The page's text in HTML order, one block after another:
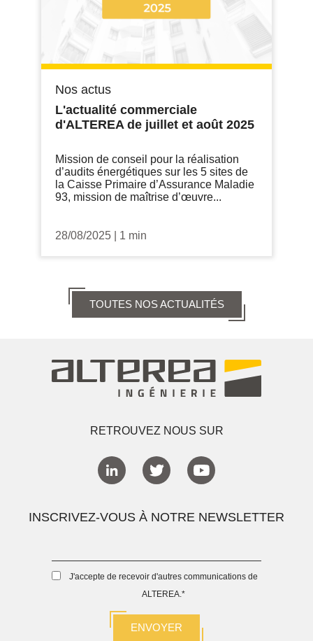
Nos actus
L'actualité commerciale
d'ALTEREA de juillet et août 2025
Mission de conseil pour la réalisation
d’audits énergétiques sur les 5 sites de
la Caisse Primaire d’Assurance Maladie
93, mission de maîtrise d’œuvre...
28/08/2025 1 min
TOUTES NOS ACTUALITÉS
RETROUVEZ NOUS SUR
INSCRIVEZ-VOUS À NOTRE NEWSLETTER
J'accepte de recevoir d'autres communications de
ALTEREA. *